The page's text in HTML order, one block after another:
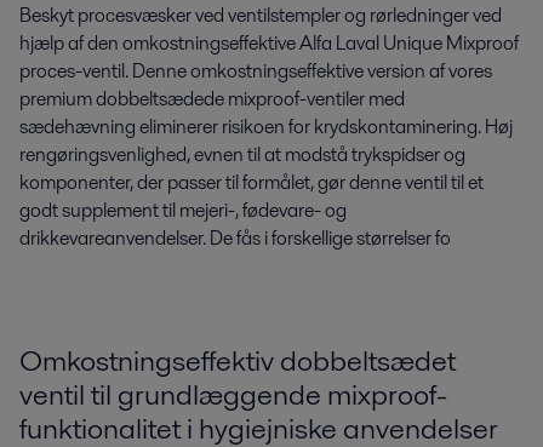
Beskyt procesvæsker ved ventilstempler og rørledninger ved
hjælp af den omkostningseffektive Alfa Laval Unique Mixproof
proces-ventil. Denne omkostningseffektive version af vores
premium dobbeltsædede mixproof-ventiler med
sædehævning eliminerer risikoen for krydskontaminering. Høj
rengøringsvenlighed, evnen til at modstå trykspidser og
komponenter, der passer til formålet, gør denne ventil til et
godt supplement til mejeri-, fødevare- og
drikkevareanvendelser. De fås i forskellige størrelser fo
Omkostningseffektiv dobbeltsædet
ventil til grundlæggende mixproof-
funktionalitet i hygiejniske anvendelser